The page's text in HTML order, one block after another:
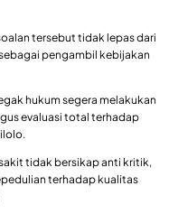
tersebut tidak lepas dari
pengambil kebijakan
hukum segera melakukan
evaluasi total terhadap
tidak bersikap anti kritik,
terhadap kualitas